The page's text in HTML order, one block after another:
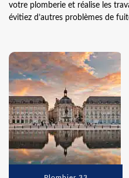
votre plomberie et réalise les
évitiez d’autres problèmes de